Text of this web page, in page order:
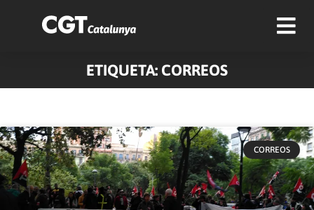
ETIQUETA: CORREOS
CORREOS